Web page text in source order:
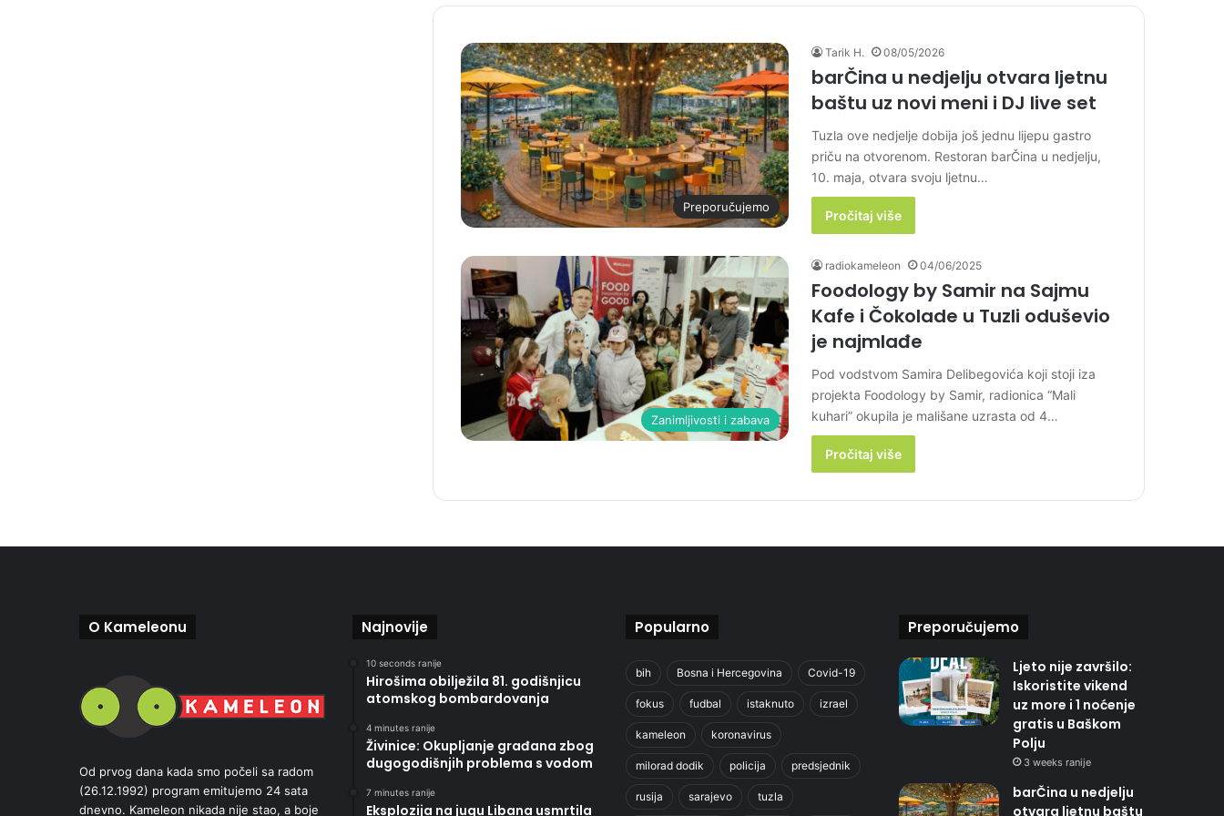
Preporučujemo
Tarik H. 08/05/2026
barČina u nedjelju otvara ljetnu
baštu uz novi meni i DJ live set
Tuzla ove nedjelje dobija još jednu lijepu gastro
priču na otvorenom. Restoran barČina u nedjelju,
10. maja, otvara svoju ljetnu…
Pročitaj više
Zanimljivosti i zabava
radiokameleon 04/06/2025
Foodology by Samir na Sajmu
Kafe i Čokolade u Tuzli oduševio
je najmlađe
Pod vodstvom Samira Delibegovića koji stoji iza
projekta Foodology by Samir, radionica “Mali
kuhari” okupila je mališane uzrasta od 4…
Pročitaj više
O Kameleonu
Od prvog dana kada smo počeli sa radom
(26.12.1992) program emitujemo 24 sata
dnevno. Kameleon nikada nije stao, a boje
Najnovije
10 seconds ranije
Hirošima obilježila 81. godišnjicu
atomskog bombardovanja
4 minutes ranije
Živinice: Okupljanje građana zbog
dugogodišnjih problema s vodom
7 minutes ranije
Eksplozija na jugu Libana usmrtila
Popularno
bih Bosna i Hercegovina Covid-19
fokus fudbal istaknuto izrael
kameleon koronavirus
milorad dodik policija predsjednik
rusija sarajevo tuzla
Preporučujemo
Ljeto nije završilo:
Iskoristite vikend
uz more i 1 noćenje
gratis u Baškom
Polju
3 weeks ranije
barČina u nedjelju
otvara ljetnu baštu